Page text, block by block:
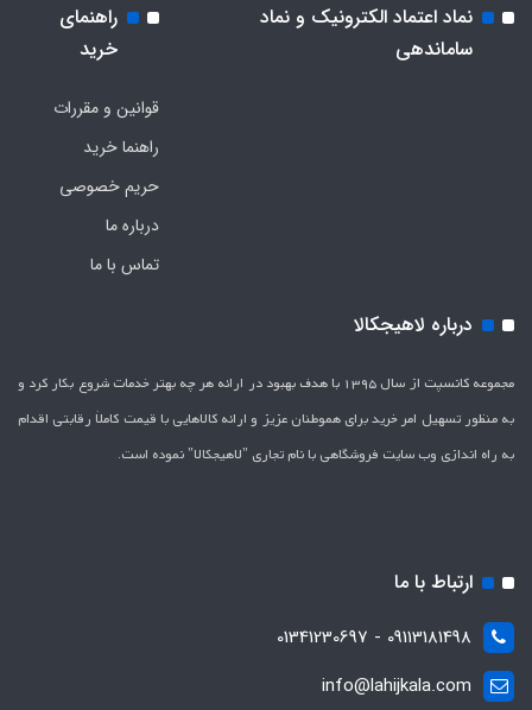
نماد اعتماد الکترونیک و نماد
ساماندهی
راهنمای
خرید
قوانین و مقررات
راهنما خرید
حریم خصوصی
درباره ما
تماس با ما
درباره لاهیجکالا
مجموعه کانسپت از سال 1395 با هدف بهبود در ارائه هر چه بهتر خدمات شروع بکار کرد و
به منظور تسهیل امر خرید برای هموطنان عزیز و ارائه کالاهایی با قیمت کاملاَ رقابتی اقدام
به راه اندازی وب سایت فروشگاهی با نام تجاری "لاهیج­کالا" نموده است.
ارتباط با ما
09113181498 - 01341230697
info@lahijkala.com